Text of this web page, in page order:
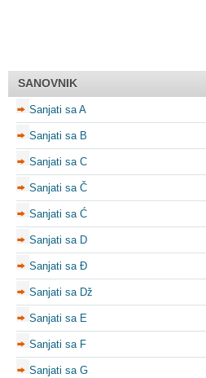
SANOVNIK
Sanjati sa A
Sanjati sa B
Sanjati sa C
Sanjati sa Č
Sanjati sa Ć
Sanjati sa D
Sanjati sa Đ
Sanjati sa Dž
Sanjati sa E
Sanjati sa F
Sanjati sa G